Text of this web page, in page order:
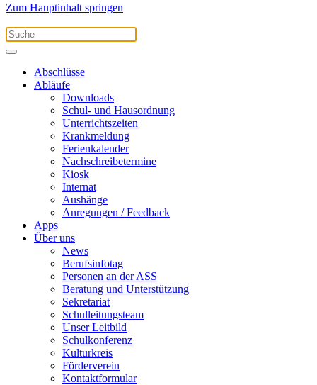
Zum Hauptinhalt springen
Abschlüsse
Abläufe
Downloads
Schul- und Hausordnung
Unterrichtszeiten
Krankmeldung
Ferienkalender
Nachschreibetermine
Kiosk
Internat
Aushänge
Anregungen / Feedback
Apps
Über uns
News
Berufsinfotag
Personen an der ASS
Beratung und Unterstützung
Sekretariat
Schulleitungsteam
Unser Leitbild
Schulkonferenz
Kulturkreis
Förderverein
Kontaktformular